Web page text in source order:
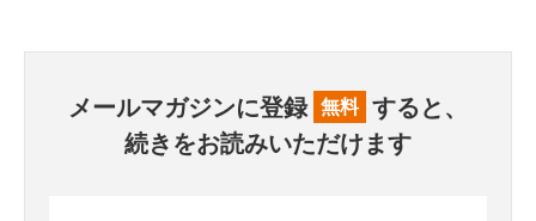
メールマガジンに登録 無料 すると、
続きをお読みいただけます